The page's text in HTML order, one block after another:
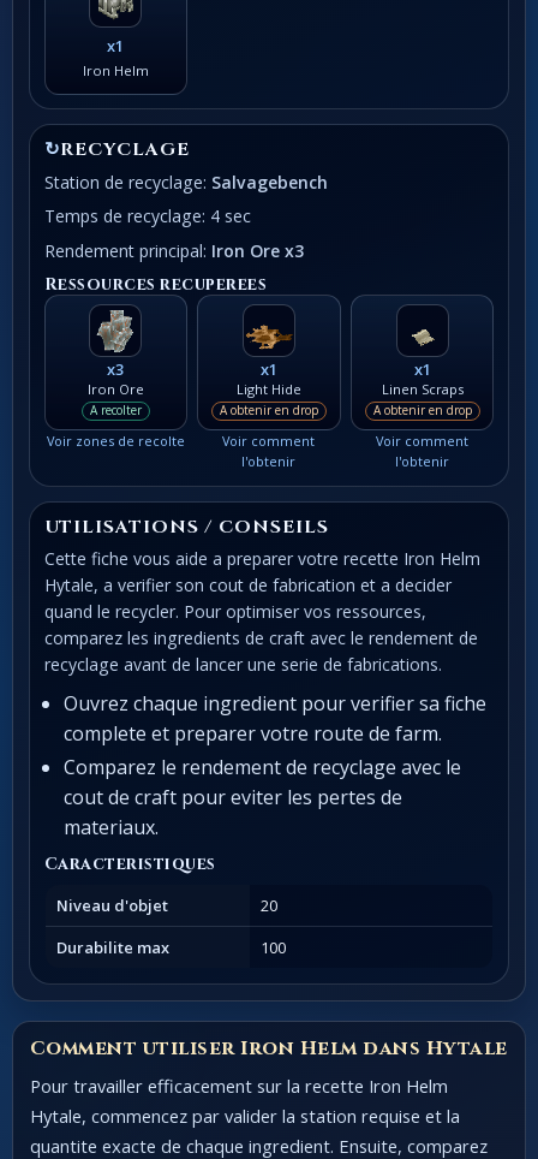
x1
Iron Helm
↻RECYCLAGE
Station de recyclage: Salvagebench
Temps de recyclage: 4 sec
Rendement principal: Iron Ore x3
Ressources recuperees
x3
Iron Ore
A recolter
Voir zones de recolte
x1
Light Hide
A obtenir en drop
Voir comment
l'obtenir
x1
Linen Scraps
A obtenir en drop
Voir comment
l'obtenir
UTILISATIONS / CONSEILS
Cette fiche vous aide a preparer votre recette Iron Helm
Hytale, a verifier son cout de fabrication et a decider
quand le recycler. Pour optimiser vos ressources,
comparez les ingredients de craft avec le rendement de
recyclage avant de lancer une serie de fabrications.
Ouvrez chaque ingredient pour verifier sa fiche
complete et preparer votre route de farm.
Comparez le rendement de recyclage avec le
cout de craft pour eviter les pertes de
materiaux.
Caracteristiques
Niveau d'objet
20
Durabilite max
100
Comment utiliser Iron Helm dans Hytale
Pour travailler efficacement sur la recette Iron Helm
Hytale, commencez par valider la station requise et la
quantite exacte de chaque ingredient. Ensuite, comparez